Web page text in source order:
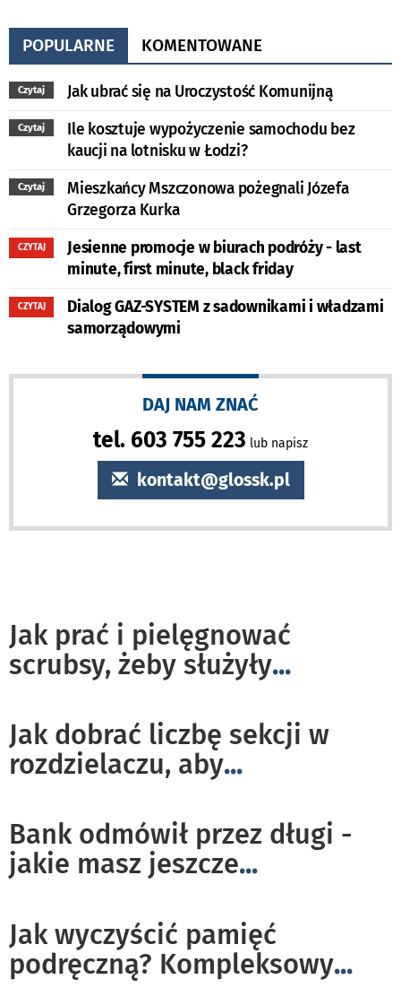
POPULARNE KOMENTOWANE
Czytaj Jak ubrać się na Uroczystość Komunijną
Czytaj
Ile kosztuje wypożyczenie samochodu bez
kaucji na lotnisku w Łodzi?
Czytaj
Mieszkańcy Mszczonowa pożegnali Józefa
Grzegorza Kurka
CZYTAJ
Jesienne promocje w biurach podróży - last
minute, first minute, black friday
CZYTAJ
Dialog GAZ-SYSTEM z sadownikami i władzami
samorządowymi
DAJ NAM ZNAĆ
tel. 603 755 223 lub napisz
kontakt@glossk.pl
Jak prać i pielęgnować
scrubsy, żeby służyły...
Jak dobrać liczbę sekcji w
rozdzielaczu, aby...
Bank odmówił przez długi -
jakie masz jeszcze...
Jak wyczyścić pamięć
podręczną? Kompleksowy...